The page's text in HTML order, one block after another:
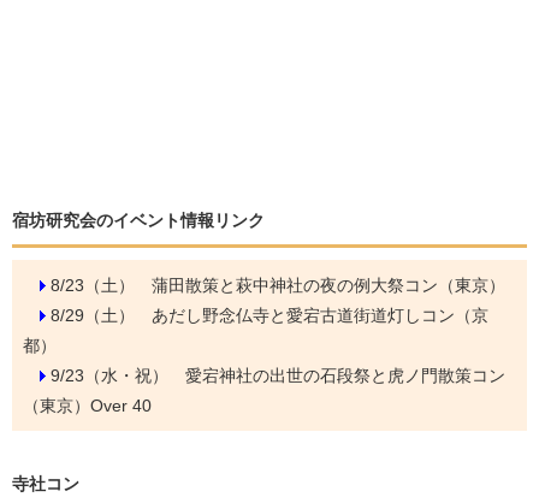
宿坊研究会のイベント情報リンク
8/23（土） 蒲田散策と萩中神社の夜の例大祭コン（東京）
8/29（土） あだし野念仏寺と愛宕古道街道灯しコン（京
都）
9/23（水・祝） 愛宕神社の出世の石段祭と虎ノ門散策コン
（東京）Over 40
寺社コン